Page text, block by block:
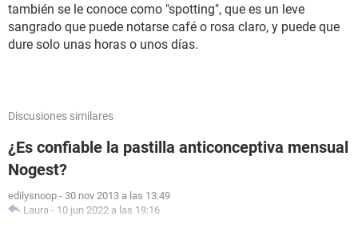
también se le conoce como "spotting", que es un leve
sangrado que puede notarse café o rosa claro, y puede que
dure solo unas horas o unos días.
Discusiones similares
¿Es confiable la pastilla anticonceptiva mensual
Nogest?
edilysnoop - 30 nov 2013 a las 13:49
Laura - 10 jun 2022 a las 19:16